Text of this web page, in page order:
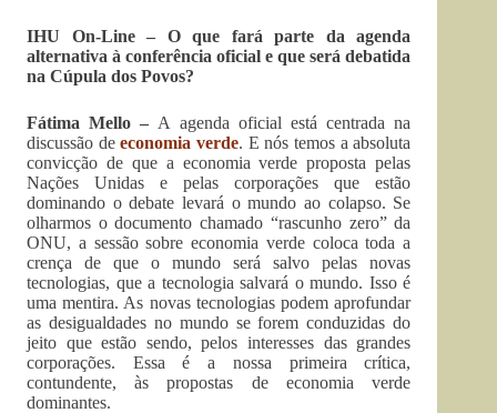
IHU On-Line – O que fará parte da agenda
alternativa à conferência oficial e que será debatida
na Cúpula dos Povos?
Fátima Mello – A agenda oficial está centrada na
discussão deeconomia verde. E nós temos a absoluta
convicção de que a economia verde proposta pelas
Nações Unidas e pelas corporações que estão
dominando o debate levará o mundo ao colapso. Se
olharmos o documento chamado “rascunho zero” da
ONU, a sessão sobre economia verde coloca toda a
crença de que o mundo será salvo pelas novas
tecnologias, que a tecnologia salvará o mundo. Isso é
uma mentira. As novas tecnologias podem aprofundar
as desigualdades no mundo se forem conduzidas do
jeito que estão sendo, pelos interesses das grandes
corporações. Essa é a nossa primeira crítica,
contundente, às propostas de economia verde
dominantes.